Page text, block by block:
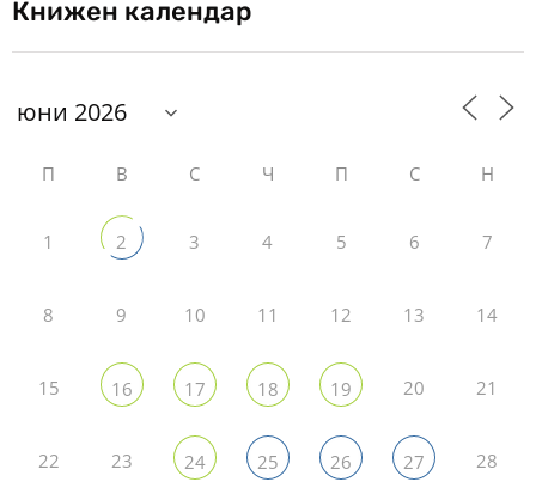
Книжен календар
П В С Ч П С Н
1 2 3 4 5 6 7
8 9 10 11 12 13 14
15 16 17 18 19 20 21
22 23 24 25 26 27 28